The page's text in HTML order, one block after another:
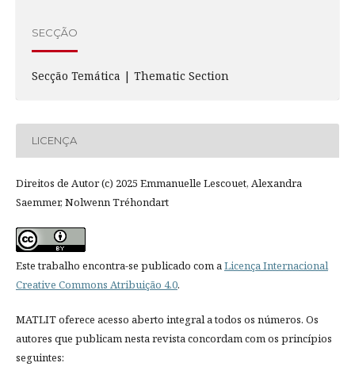
SECÇÃO
Secção Temática | Thematic Section
LICENÇA
Direitos de Autor (c) 2025 Emmanuelle Lescouet, Alexandra
Saemmer, Nolwenn Tréhondart
Este trabalho encontra-se publicado com aLicença Internacional
Creative Commons Atribuição 4.0.
MATLIT oferece acesso aberto integral a todos os números. Os
autores que publicam nesta revista concordam com os princípios
seguintes: